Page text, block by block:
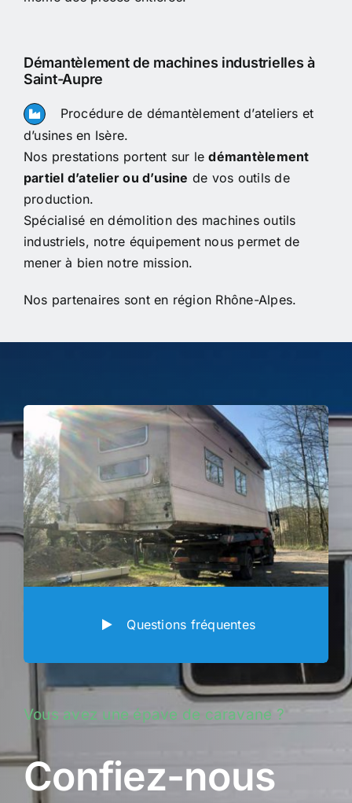
Démantèlement de machines industrielles à
Saint-Aupre
Procédure de démantèlement d’ateliers et
d’usines en Isère.
Nos prestations portent sur ledémantèlement
partiel d’atelier ou d’usine de vos outils de
production.
Spécialisé en démolition des machines outils
industriels, notre équipement nous permet de
mener à bien notre mission.
Nos partenaires sont en région Rhône-Alpes.
Questions fréquentes
Vous avez une épave de caravane ?
Confiez-nous